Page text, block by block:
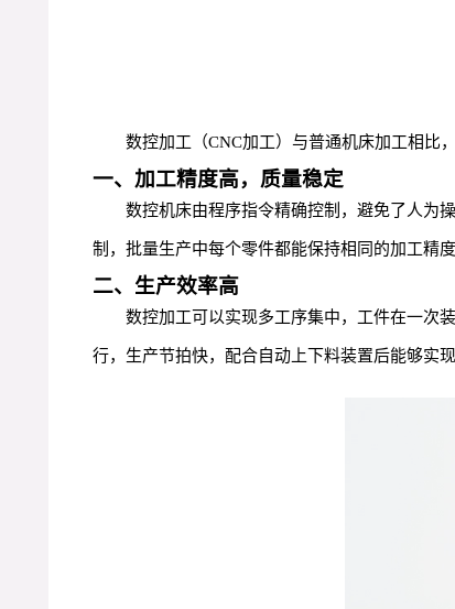
数控加工（CNC加工）与普通机床加工相比
一、加工精度高，质量稳定
数控机床由程序指令精确控制，避免了人为
制，批量生产中每个零件都能保持相同的加工精
二、生产效率高
数控加工可以实现多工序集中，工件在一次
行，生产节拍快，配合自动上下料装置后能够实